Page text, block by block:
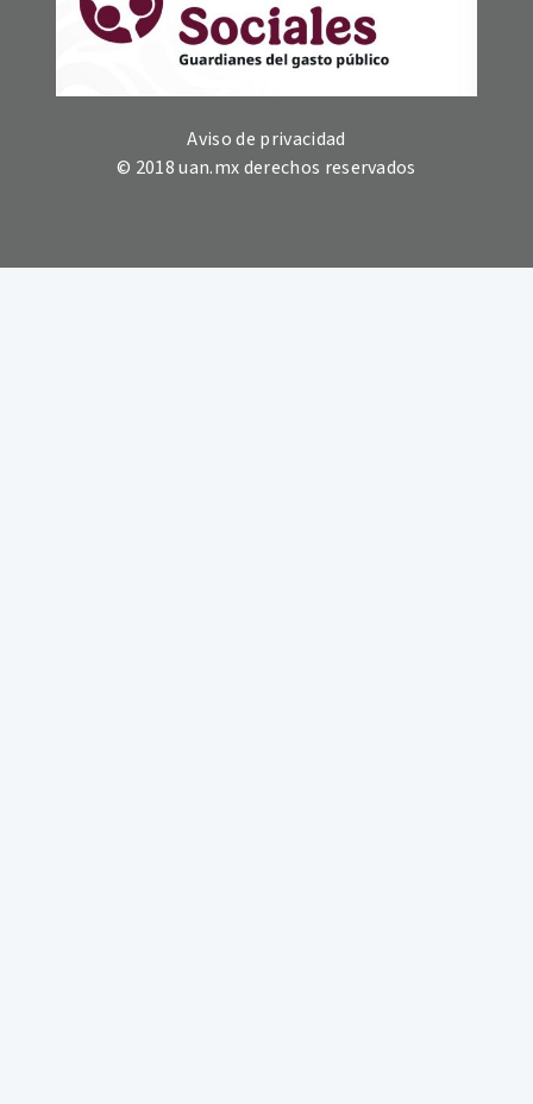
Aviso de privacidad
© 2018 uan.mx derechos reservados